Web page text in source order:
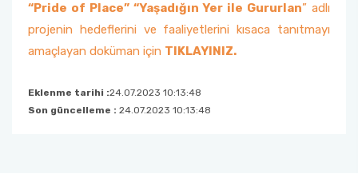
“Pride of Place” “Yaşadığın Yer ile Gururlan” adlı
projenin hedeflerini ve faaliyetlerini kısaca tanıtmayı
amaçlayan doküman için TIKLAYINIZ.
Eklenme tarihi :24.07.2023 10:13:48
Son güncelleme : 24.07.2023 10:13:48
Uluslararası Değişim Koordinatörlükleri
Uluslararasılaşma Faaliyetleri